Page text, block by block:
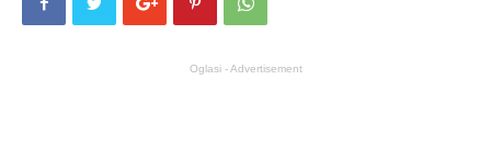
Oglasi - Advertisement